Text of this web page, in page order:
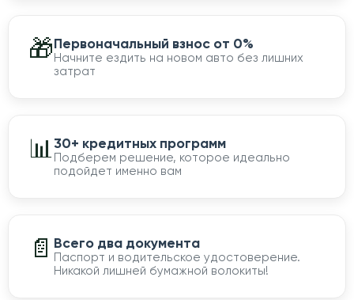
🎁Первоначальный взнос от 0%
Начните ездить на новом авто без лишних
затрат
📊30+ кредитных программ
Подберем решение, которое идеально
подойдет именно вам
📄 Всего два документа
Паспорт и водительское удостоверение.
Никакой лишней бумажной волокиты!